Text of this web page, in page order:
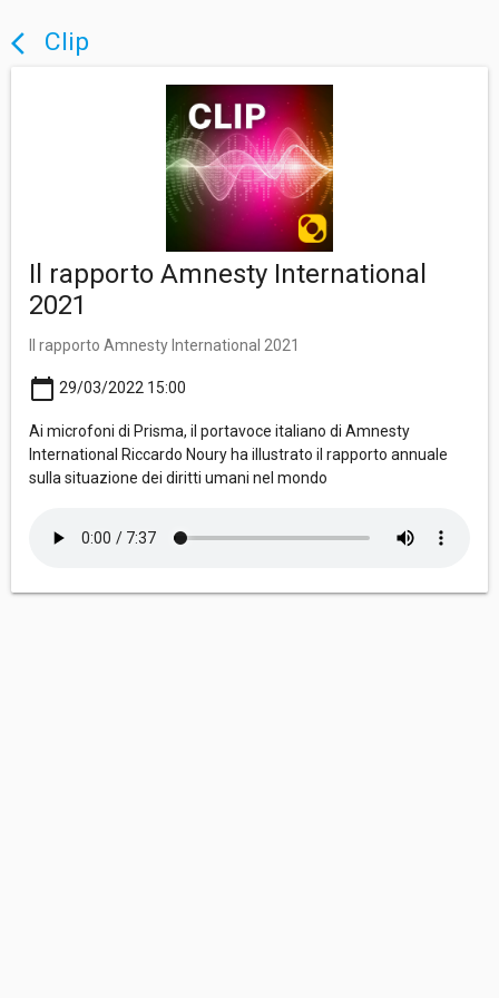
arrow_back_ios Clip
Il rapporto Amnesty International
2021
Il rapporto Amnesty International 2021
calendar_today 29/03/2022 15:00
Ai microfoni di Prisma, il portavoce italiano di Amnesty
International Riccardo Noury ha illustrato il rapporto annuale
sulla situazione dei diritti umani nel mondo